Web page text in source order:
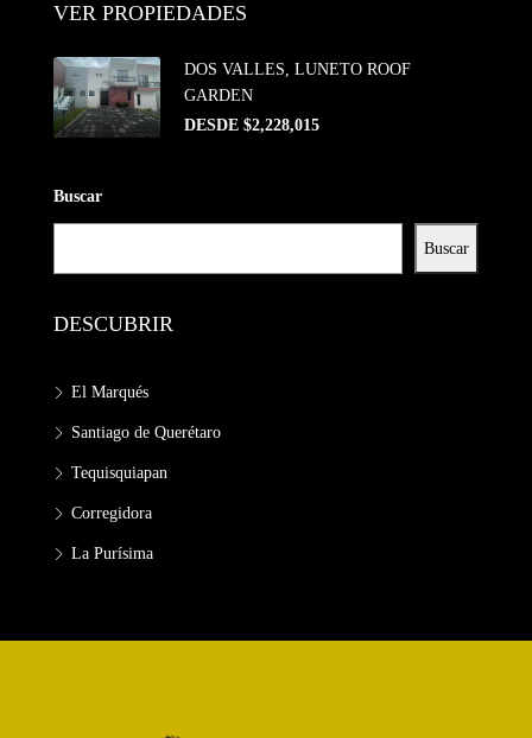
VER PROPIEDADES
DOS VALLES, LUNETO ROOF
GARDEN
DESDE $2,228,015
Buscar
Buscar
DESCUBRIR
El Marqués
Santiago de Querétaro
Tequisquiapan
Corregidora
La Purísima